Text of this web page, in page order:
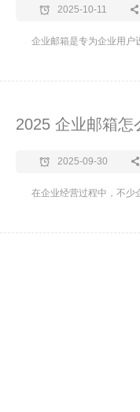
2025-10-11
企业邮箱是专为企业用
2025 企业邮箱怎
2025-09-30
在企业经营过程中，不